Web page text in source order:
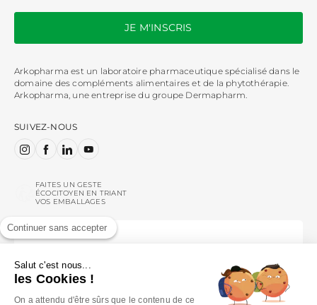
JE M'INSCRIS
Arkopharma est un laboratoire pharmaceutique spécialisé dans le
domaine des compléments alimentaires et de la phytothérapie.
Arkopharma, une entreprise du groupe Dermapharm.
SUIVEZ-NOUS
InstagramFacebook
LinkedInYouTube
FAITES UN GESTE
ÉCOCITOYEN EN TRIANT
VOS EMBALLAGES
PERSONNELS DE SANTÉ
Continuer sans accepter
Salut c'est nous...
les Cookies !
On a attendu d'être sûrs que le contenu de ce